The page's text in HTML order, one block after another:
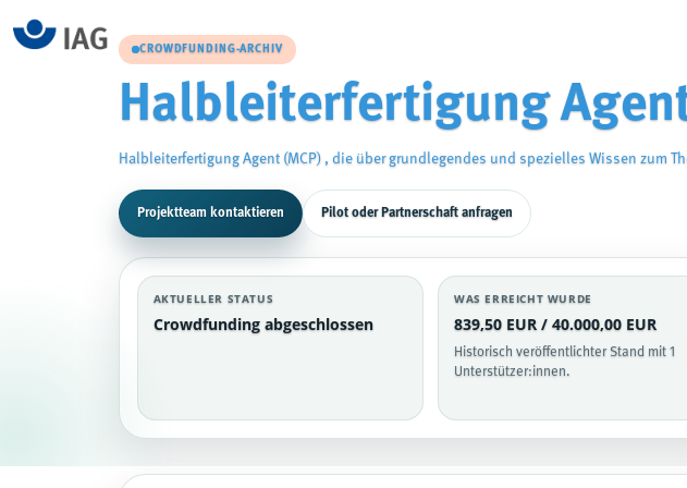
CROWDFUNDING-ARCHIV
Halbleiterfertigung
Halbleiterfertigung Agent (MCP) , die über grundlegendes und spezielles Wissen zum
Projektteam kontaktieren Pilot oder Partnerschaft anfragen
AKTUELLER STATUS
Crowdfunding abgeschlossen
WAS ERREICHT WURDE
839,50 EUR / 40.000,00 EUR
Historisch veröffentlichter Stand mit 1
Unterstützer:innen.
Halbleiterfertigung Agent (MCP)